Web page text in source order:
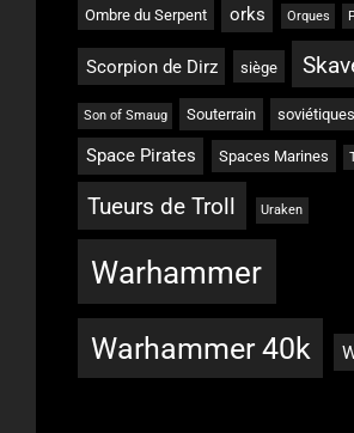
Ombre du Serpent orks Orques
Scorpion de Dirz siège
Son of Smaug Souterrain soviétiques
Space Pirates Spaces Marines
Tueurs de Troll Uraken
Warhammer
Warhammer 40k